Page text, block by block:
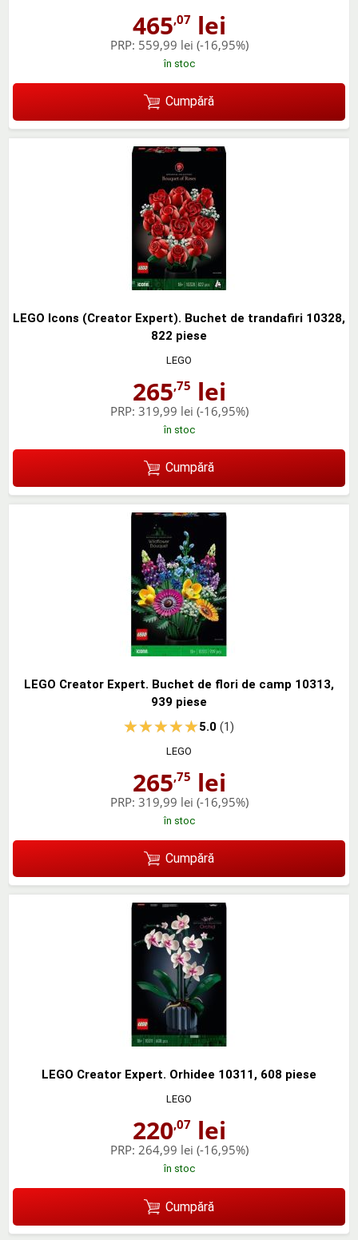
465,07lei
PRP: 559,99 lei (-16,95%)
în stoc
Cumpără
LEGO Icons (Creator Expert). Buchet de trandafiri 10328,
822 piese
LEGO
265,75 lei
PRP: 319,99 lei (-16,95%)
în stoc
Cumpără
LEGO Creator Expert. Buchet de flori de camp 10313,
939 piese
5.0(1)
LEGO
265,75 lei
PRP: 319,99 lei (-16,95%)
în stoc
Cumpără
LEGO Creator Expert. Orhidee 10311, 608 piese
LEGO
220,07lei
PRP: 264,99 lei (-16,95%)
în stoc
Cumpără